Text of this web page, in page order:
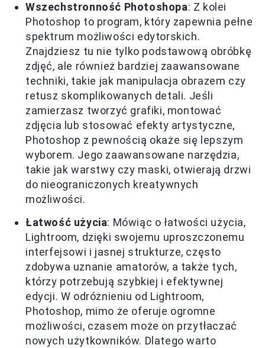
Wszechstronność Photoshopa: Z kolei
Photoshop to program, który zapewnia pełne
spektrum możliwości edytorskich.
Znajdziesz tu nie tylko podstawową obróbkę
zdjęć, ale również bardziej zaawansowane
techniki, takie jak manipulacja obrazem czy
retusz skomplikowanych detali. Jeśli
zamierzasz tworzyć grafiki, montować
zdjęcia lub stosować efekty artystyczne,
Photoshop z pewnością okaże się lepszym
wyborem. Jego zaawansowane narzędzia,
takie jak warstwy czy maski, otwierają drzwi
do nieograniczonych kreatywnych
możliwości.
Łatwość użycia: Mówiąc o łatwości użycia,
Lightroom, dzięki swojemu uproszczonemu
interfejsowi i jasnej strukturze, często
zdobywa uznanie amatorów, a także tych,
którzy potrzebują szybkiej i efektywnej
edycji. W odróżnieniu od Lightroom,
Photoshop, mimo że oferuje ogromne
możliwości, czasem może on przytłaczać
nowych użytkowników. Dlatego warto